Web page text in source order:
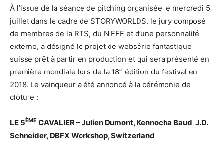
À l’issue de la séance de pitching organisée le mercredi 5
juillet dans le cadre de STORYWORLDS, le jury composé
de membres de la RTS, du NIFFF et d’une personnalité
externe, a désigné le projet de websérie fantastique
suisse prêt à partir en production et qui sera présenté en
première mondiale lors de la 18e édition du festival en
2018. Le vainqueur a été annoncé à la cérémonie de
clôture :
LE 5ÈME CAVALIER – Julien Dumont, Kennocha Baud, J.D.
Schneider, DBFX Workshop, Switzerland